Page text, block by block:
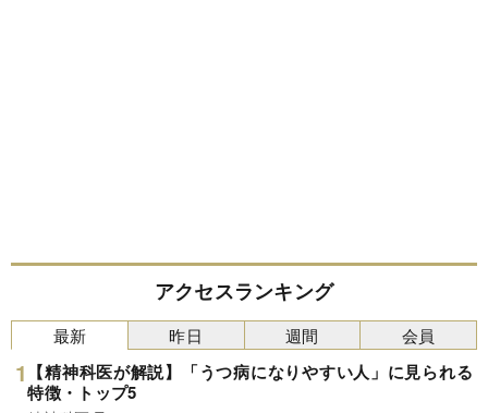
アクセスランキング
最新
【精神科医が解説】「うつ病になりやすい人」に見られる
特徴・トップ5
昨日 週間 会員